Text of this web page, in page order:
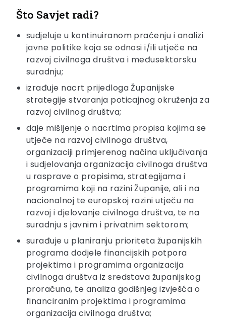
Što Savjet radi?
sudjeluje u kontinuiranom praćenju i analizi
javne politike koja se odnosi i/ili utječe na
razvoj civilnoga društva i međusektorsku
suradnju;
izrađuje nacrt prijedloga Županijske
strategije stvaranja poticajnog okruženja za
razvoj civilnog društva;
daje mišljenje o nacrtima propisa kojima se
utječe na razvoj civilnoga društva,
organizaciji primjerenog načina uključivanja
i sudjelovanja organizacija civilnoga društva
u rasprave o propisima, strategijama i
programima koji na razini Županije, ali i na
nacionalnoj te europskoj razini utječu na
razvoj i djelovanje civilnoga društva, te na
suradnju s javnim i privatnim sektorom;
surađuje u planiranju prioriteta županijskih
programa dodjele financijskih potpora
projektima i programima organizacija
civilnoga društva iz sredstava županijskog
proračuna, te analiza godišnjeg izvješća o
financiranim projektima i programima
organizacija civilnoga društva;